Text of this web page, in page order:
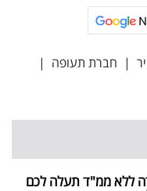
| חברת תעופה |
ללא ממ"ד תעלה לכם